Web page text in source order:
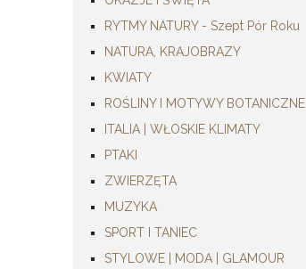
RYTMY NATURY - Szept Pór Roku
NATURA, KRAJOBRAZY
KWIATY
ROŚLINY I MOTYWY BOTANICZNE
ITALIA | WŁOSKIE KLIMATY
PTAKI
ZWIERZĘTA
MUZYKA
SPORT I TANIEC
STYLOWE | MODA | GLAMOUR